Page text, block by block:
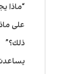
“ماذا
على